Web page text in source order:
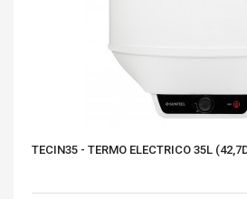
TECIN35 - TERMO ELECTRICO 35L